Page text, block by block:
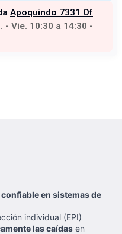
Apoquindo 7331 Of
- Vie. 10:30 a 14:30 -
en sistemas de
individual (EPI)
las caídas en